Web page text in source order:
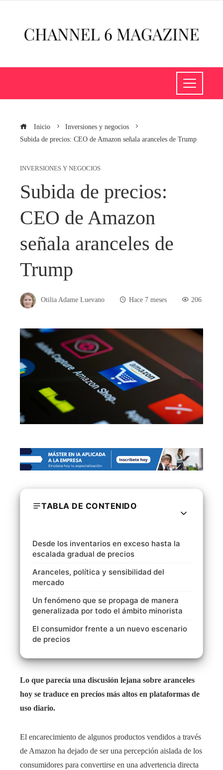
Inicio
Inversiones y negocios
Subida de precios: CEO de Amazon señala aranceles de Trump
INVERSIONES Y NEGOCIOS
Subida de precios:
CEO de Amazon
señala aranceles de
Trump
Otilia Adame Luevano Hace 7 meses 206
TABLA DE CONTENIDO
Desde los inventarios en exceso hasta la
escalada gradual de precios
Aranceles, política y sensibilidad del
mercado
Un fenómeno que se propaga de manera
generalizada por todo el ámbito minorista
El consumidor frente a un nuevo escenario
de precios
Lo que parecía una discusión lejana sobre aranceles
hoy se traduce en precios más altos en plataformas de
uso diario.
El encarecimiento de algunos productos vendidos a través
de Amazon ha dejado de ser una percepción aislada de los
consumidores para convertirse en una advertencia directa